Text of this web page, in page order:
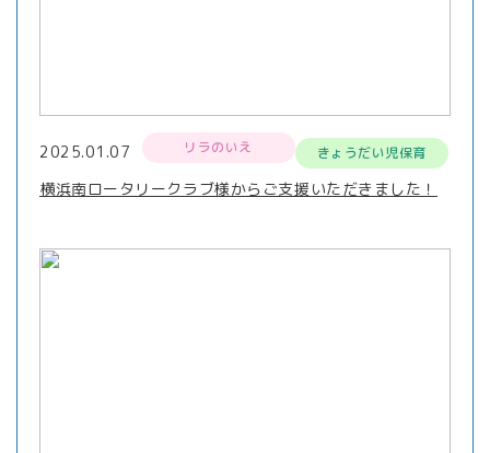
2025.01.07 リラのいえ きょうだい児保育
横浜南ロータリークラブ様からご支援いただきました！